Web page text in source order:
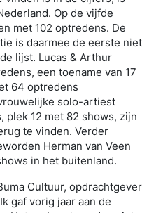
Op de vijfde
met 102 optredens. De
is daarmee de eerste niet
lijst. Lucas & Arthur
een toename van 17
64 optredens
solo-artiest
plek 12 met 82 shows, zijn
te vinden. Verder
Herman van Veen
in het buitenland.
Cultuur, opdrachtgever
gaf vorig jaar aan de